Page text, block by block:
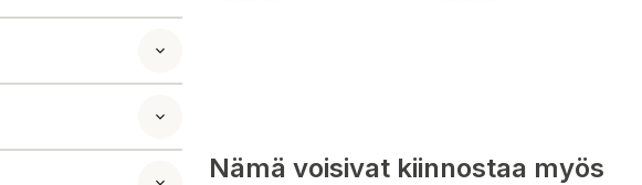
Nämä voisivat kiinnostaa myös